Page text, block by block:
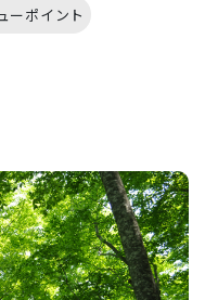
ーポイント